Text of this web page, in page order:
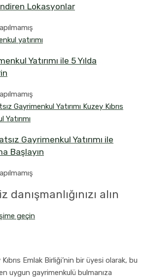
Lokasyonlar
Yatırımı ile 5 Yılda
Gayrimenkul Yatırımı ile
Başlayın
alın
geçin
Emlak Birliği’nin bir üyesi olarak, bu
uygun gayrimenkulü bulmanıza